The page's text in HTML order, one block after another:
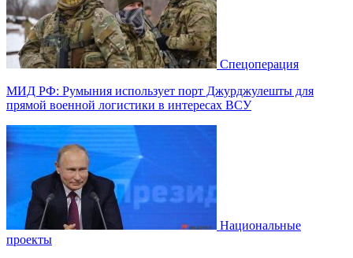
Спецоперация
МИД РФ: Румыния использует порт Джурджулешты для
прямой военной логистики в интересах ВСУ
Национальные
проекты